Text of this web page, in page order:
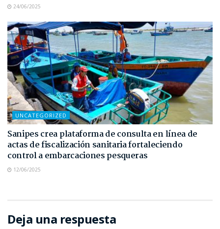
24/06/2025
UNCATEGORIZED
Sanipes crea plataforma de consulta en línea de
actas de fiscalización sanitaria fortaleciendo
control a embarcaciones pesqueras
12/06/2025
Deja una respuesta